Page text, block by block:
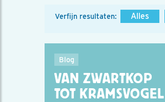
Verfijn resultaten: Alles
Blog
VAN ZWARTKOP
TOT KRAMSVOGEL